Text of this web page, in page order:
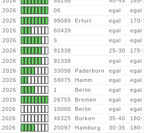
06 egal
egal
99089 Erfurt egal
170-
60439 egal
egal
5 egal
egal
91338 25-30
175-
91338 egal
egal
33098 Paderborn egal
egal
59075 Hamm egal
egal
1 Berlin egal
egal
26755 Bremen egal
egal
10000 Berlin egal
egal
46325 Borken 35-40
180-
20097 Hamburg 30-35
180-